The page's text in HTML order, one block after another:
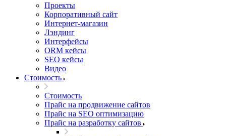
Проекты
Корпоративный сайт
Интернет-магазин
Лэндинг
Интерфейсы
ORM кейсы
SEO кейсы
Видео
Стоимость
Стоимость
Прайс на продвижение сайтов
Прайс на SEO оптимизацию
Прайс на разработку сайтов